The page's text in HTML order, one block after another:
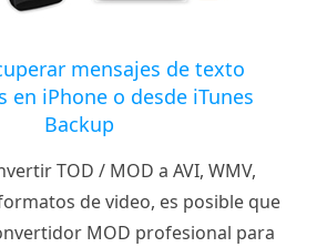
mensajes de texto
en iPhone o desde iTunes
Backup
TOD / MOD a AVI, WMV,
de video, es posible que
MOD profesional para